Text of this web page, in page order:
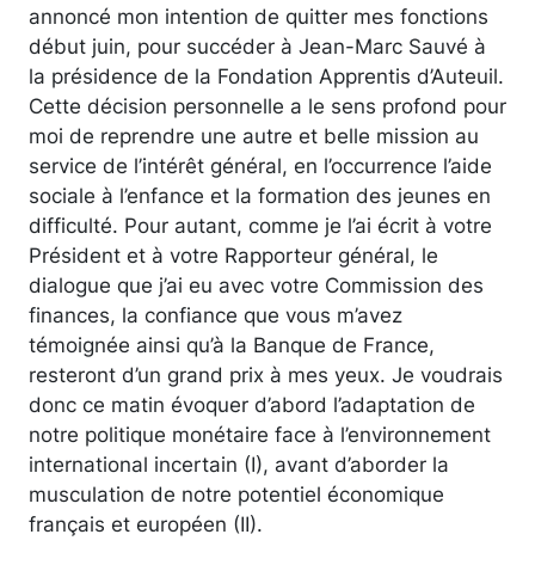
annoncé mon intention de quitter mes fonctions
début juin, pour succéder à Jean-Marc Sauvé à
la présidence de la Fondation Apprentis d’Auteuil.
Cette décision personnelle a le sens profond pour
moi de reprendre une autre et belle mission au
service de l’intérêt général, en l’occurrence l’aide
sociale à l’enfance et la formation des jeunes en
difficulté. Pour autant, comme je l’ai écrit à votre
Président et à votre Rapporteur général, le
dialogue que j’ai eu avec votre Commission des
finances, la confiance que vous m’avez
témoignée ainsi qu’à la Banque de France,
resteront d’un grand prix à mes yeux. Je voudrais
donc ce matin évoquer d’abord l’adaptation de
notre politique monétaire face à l’environnement
international incertain (I), avant d’aborder la
musculation de notre potentiel économique
français et européen (II).